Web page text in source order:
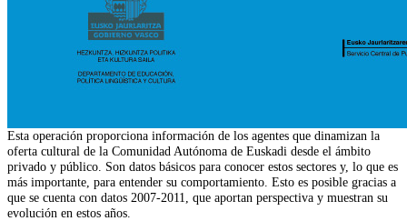
Esta operación proporciona información de los agentes que dinamizan la
oferta cultural de la Comunidad Autónoma de Euskadi desde el ámbito
privado y público. Son datos básicos para conocer estos sectores y, lo que es
más importante, para entender su comportamiento. Esto es posible gracias a
que se cuenta con datos 2007-2011, que aportan perspectiva y muestran su
evolución en estos años.